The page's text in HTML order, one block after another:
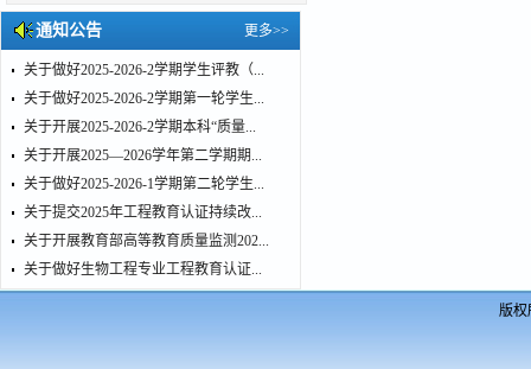
通知公告 更多>>
关于做好2025-2026-2学期学生评教（...
关于做好2025-2026-2学期第一轮学生...
关于开展2025-2026-2学期本科“质量...
关于开展2025—2026学年第二学期期...
关于做好2025-2026-1学期第二轮学生...
关于提交2025年工程教育认证持续改...
关于开展教育部高等教育质量监测202...
关于做好生物工程专业工程教育认证...
版权